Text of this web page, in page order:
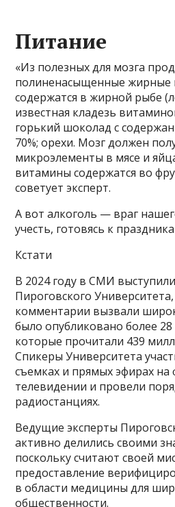
Питание
«Из полезных для мозга
полиненасыщенные жирные
содержатся в жирной рыбе
известная кладезь
горький шоколад с
70%; орехи. Мозг должен
микроэлементы в мясе и
витамины содержатся во
советует эксперт.
А вот алкоголь — враг
учесть, готовясь к
Кстати
В 2024 году в СМИ
Пироговского
комментарии вызвали
было опубликовано более
которые прочитали 439
Спикеры Университета
съемках и прямых эфирах
телевидении и провели
радиостанциях.
Ведущие эксперты
активно делились своими
поскольку считают своей
предоставление
в области медицины для
общественности.